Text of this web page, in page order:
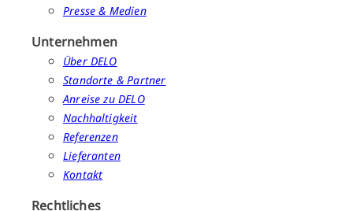
Presse & Medien
Unternehmen
Über DELO
Standorte & Partner
Anreise zu DELO
Nachhaltigkeit
Referenzen
Lieferanten
Kontakt
Rechtliches